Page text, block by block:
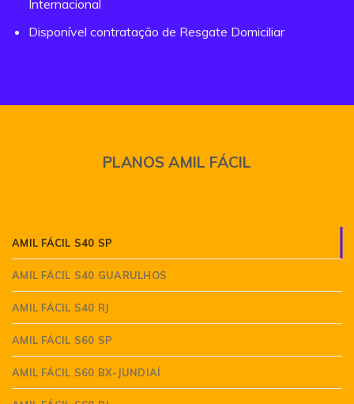
Internacional
Disponível contratação de Resgate Domiciliar
PLANOS AMIL FÁCIL
AMIL FÁCIL S40 SP
AMIL FÁCIL S40 GUARULHOS
AMIL FÁCIL S40 RJ
AMIL FÁCIL S60 SP
AMIL FÁCIL S60 BX-JUNDIAÍ